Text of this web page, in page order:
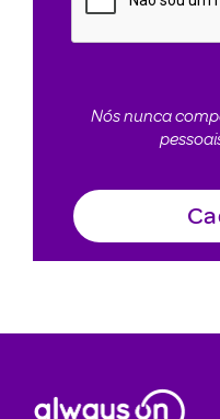
Nós nunca